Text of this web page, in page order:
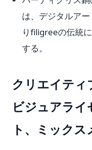
は、デジタルア
りfiligreeの伝統
する。
クリエイティ
ビジュアライ
ト、ミック